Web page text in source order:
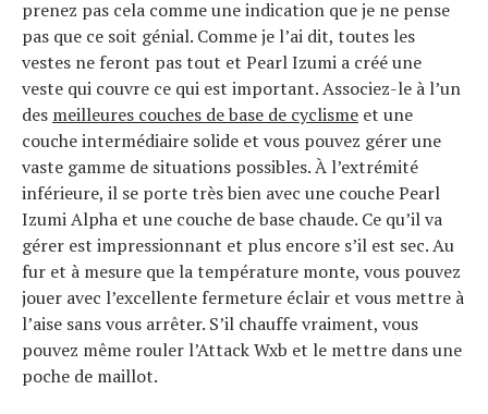
prenez pas cela comme une indication que je ne pense
pas que ce soit génial. Comme je l’ai dit, toutes les
vestes ne feront pas tout et Pearl Izumi a créé une
veste qui couvre ce qui est important. Associez-le à l’un
des meilleures couches de base de cyclisme et une
couche intermédiaire solide et vous pouvez gérer une
vaste gamme de situations possibles. À l’extrémité
inférieure, il se porte très bien avec une couche Pearl
Izumi Alpha et une couche de base chaude. Ce qu’il va
gérer est impressionnant et plus encore s’il est sec. Au
fur et à mesure que la température monte, vous pouvez
jouer avec l’excellente fermeture éclair et vous mettre à
l’aise sans vous arrêter. S’il chauffe vraiment, vous
pouvez même rouler l’Attack Wxb et le mettre dans une
poche de maillot.